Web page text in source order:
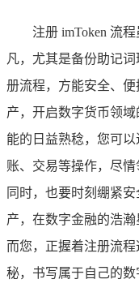
注册 imToken 流
凡，尤其是备份助记
册流程，方能安全、便
产，开启数字货币领
能的日益熟稔，您可
账、交易等操作，尽
同时，也要时刻绷紧
产，在数字金融的浩瀚
而您，正握着注册流
秘，书写属于自己的数